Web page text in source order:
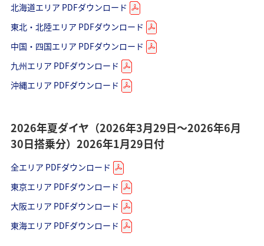
経由地および乗り継ぎ所要時間を追加する
プロモーションコードについて
・表示金額は選択いただいた条件でのもっともおトクな運賃とな
・表示金額と空席状況は最新ではない場合があります。[検索す
る]ボタンより最新の空席照会結果をご確認ください。
・「＊」は現在金額が確認できない都市・日付となります。空席
照会結果画面にて最新の情報をご確認ください。
・表示金額には、運賃、燃油特別付加運賃
北海道エリア PDFダウンロード
東北・北陸エリア PDFダウンロード
中国・四国エリア PDFダウンロード
九州エリア PDFダウンロード
沖縄エリア PDFダウンロード
2026年夏ダイヤ（2026年3月29日～2026年6月
30日搭乗分）2026年1月29日付
全エリア PDFダウンロード
東京エリア PDFダウンロード
大阪エリア PDFダウンロード
東海エリア PDFダウンロード